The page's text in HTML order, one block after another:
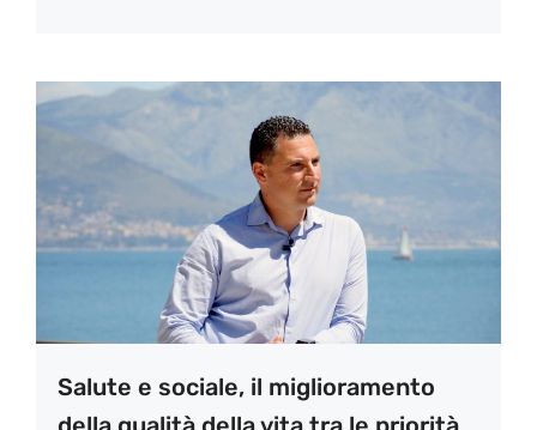
Salute e sociale, il miglioramento